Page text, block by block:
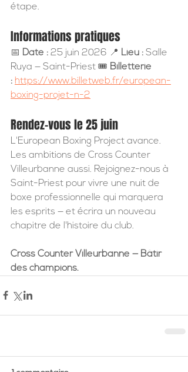
étape.
Informations pratiques
📅 Date : 25 juin 2026 📍 Lieu : Salle
Ruya — Saint-Priest 🎟️ Billetterie
: https://www.billetweb.fr/european-
boxing-projet-n-2
Rendez-vous le 25 juin
L'European Boxing Project avance.
Les ambitions de Cross Counter
Villeurbanne aussi. Rejoignez-nous à
Saint-Priest pour vivre une nuit de
boxe professionnelle qui marquera
les esprits — et écrira un nouveau
chapitre de l'histoire du club.
Cross Counter Villeurbanne — Bâtir
des champions.